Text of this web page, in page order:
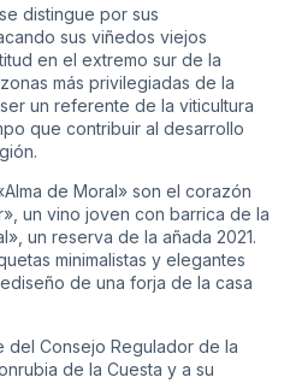
distingue por sus
sus viñedos viejos
en el extremo sur de la
más privilegiadas de la
un referente de la viticultura
que contribuir al desarrollo
de Moral» son el corazón
un vino joven con barrica de la
un reserva de la añada 2021.
minimalistas y elegantes
de una forja de la casa
del Consejo Regulador de la
de la Cuesta y a su